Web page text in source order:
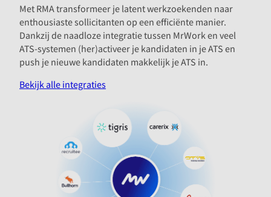
Met RMA transformeer je latent werkzoekenden naar
enthousiaste sollicitanten op een efficiënte manier.
Dankzij de naadloze integratie tussen MrWork en veel
ATS-systemen (her)activeer je kandidaten in je ATS en
push je nieuwe kandidaten makkelijk je ATS in.
Bekijk alle integraties